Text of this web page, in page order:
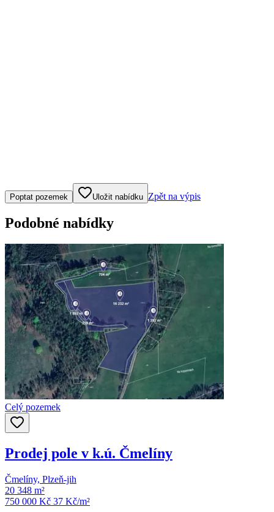
Klepněte nebo klikněte pro ovládání mapy
Poptat pozemek Uložit nabídku Zpět na výpis
Podobné nabídky
Celý pozemek
Prodej pole v k.ú. Čmelíny
Čmelíny, Plzeň-jih
20 348 m²
750 000 Kč 37 Kč/m²